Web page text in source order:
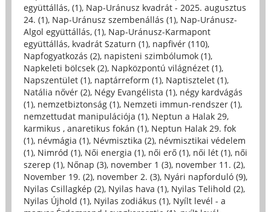
együttállás, (1), Nap-Uránusz kvadrát - 2025. augusztus
24. (1), Nap-Uránusz szembenállás (1), Nap-Uránusz-
Algol együttállás, (1), Nap-Uránusz-Karmapont
együttállás, kvadrát Szaturn (1), napfivér (110),
Napfogyatkozás (2), napisteni szimbólumok (1),
Napkeleti bölcsek (2), Napközpontú világnézet (1),
Napszentület (1), naptárreform (1), Naptisztelet (1),
Natália nővér (2), Négy Evangélista (1), négy kardvágás
(1), nemzetbiztonság (1), Nemzeti immun-rendszer (1),
nemzettudat manipulációja (1), Neptun a Halak 29,
karmikus , anaretikus fokán (1), Neptun Halak 29. fok
(1), névmágia (1), Névmisztika (2), névmisztikai védelem
(1), Nimród (1), Női energia (1), női erő (1), női lét (1), női
szerep (1), Nőnap (3), november 1 (3), november 11. (2),
November 19. (2), november 2. (3), Nyári napforduló (9),
Nyilas Csillagkép (2), Nyilas hava (1), Nyilas Telihold (2),
Nyilas Újhold (1), Nyilas zodiákus (1), Nyílt levél - a